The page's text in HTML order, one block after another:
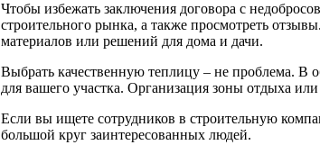
Чтобы избежать заключения договора с
строительного рынка, а также просмотреть
материалов или решений для дома и дачи.
Выбрать качественную теплицу – не проблема. В
для вашего участка. Организация зоны отдыха
Если вы ищете сотрудников в строительную
большой круг заинтересованных людей.